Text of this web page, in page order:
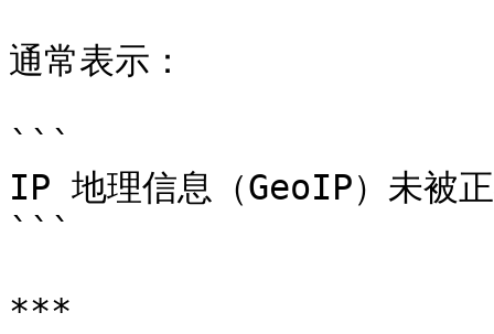
通常表示：
```
IP 地理信息（GeoIP）未被
```
***